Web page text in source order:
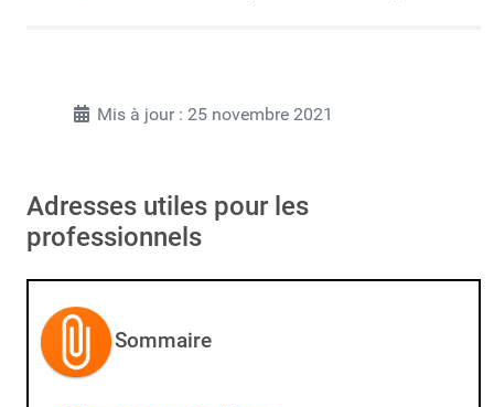
Mis à jour : 25 novembre 2021
Adresses utiles pour les
professionnels
Sommaire